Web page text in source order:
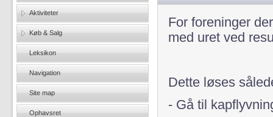
For foreninger
med uret ved
Dette løses
- Gå til
Aktiviteter
Køb & Salg
Leksikon
Navigation
Site map
Ophavsret